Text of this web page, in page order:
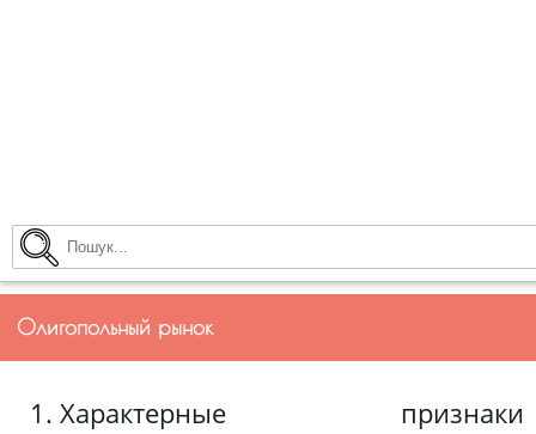
Олигопольный рынок
Характерные признаки